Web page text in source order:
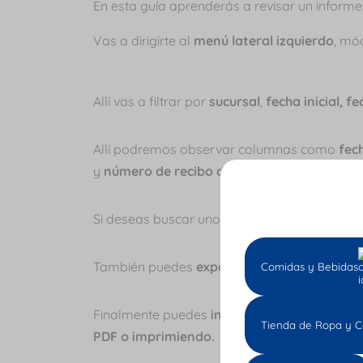
En esta guía aprenderás a revisar un
Vas a dirigirte al menú lateral izquierdo,
Allí vas a filtrar por sucursal, fecha inicial,
Allí podremos observar columnas como
y número de recibo de caja
Si deseas buscar uno en particular vas a la
También puedes exportar el informe en
Finalmente puedes imprimir el grid que es
PDF o imprimiendo.
Comidas y Bebidas
Tienda de Ropa y